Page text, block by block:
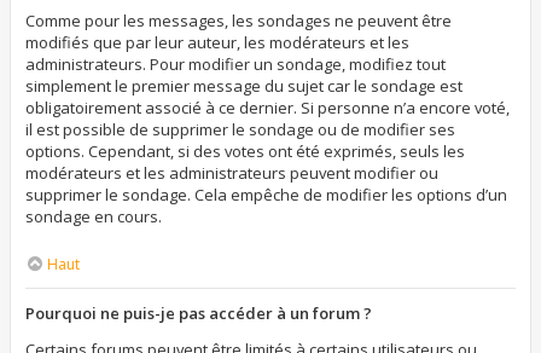
Comme pour les messages, les sondages ne peuvent être
modifiés que par leur auteur, les modérateurs et les
administrateurs. Pour modifier un sondage, modifiez tout
simplement le premier message du sujet car le sondage est
obligatoirement associé à ce dernier. Si personne n’a encore voté,
il est possible de supprimer le sondage ou de modifier ses
options. Cependant, si des votes ont été exprimés, seuls les
modérateurs et les administrateurs peuvent modifier ou
supprimer le sondage. Cela empêche de modifier les options d’un
sondage en cours.
Haut
Pourquoi ne puis-je pas accéder à un forum ?